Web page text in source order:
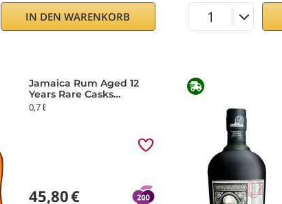
IN DEN WARENKORB
Jamaica Rum Aged 12
Years Rare Casks
Appleton
0,7 ℓ
45,80€